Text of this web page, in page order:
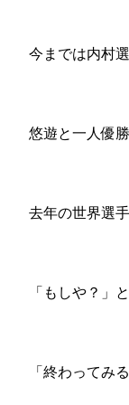
今までは内村
悠遊と一人優
去年の世界選
「もしや？」
「終わってみ